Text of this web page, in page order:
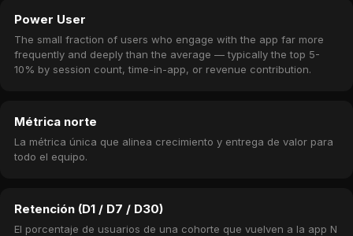
Power User
The small fraction of users who engage with the app far more
frequently and deeply than the average — typically the top 5-
10% by session count, time-in-app, or revenue contribution.
Métrica norte
La métrica única que alinea crecimiento y entrega de valor para
todo el equipo.
Retención (D1 / D7 / D30)
El porcentaje de usuarios de una cohorte que vuelven a la app N